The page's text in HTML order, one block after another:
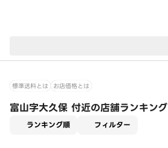
標準送料とは お店価格とは
富山字大久保 付近の店舗ランキング
ランキング順 フィルター